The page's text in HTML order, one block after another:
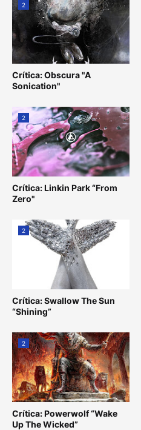
2
Crítica: Obscura "A
Sonication"
2
Crítica: Linkin Park “From
Zero"
2
Crítica: Swallow The Sun
“Shining”
2
Crítica: Powerwolf “Wake
Up The Wicked”